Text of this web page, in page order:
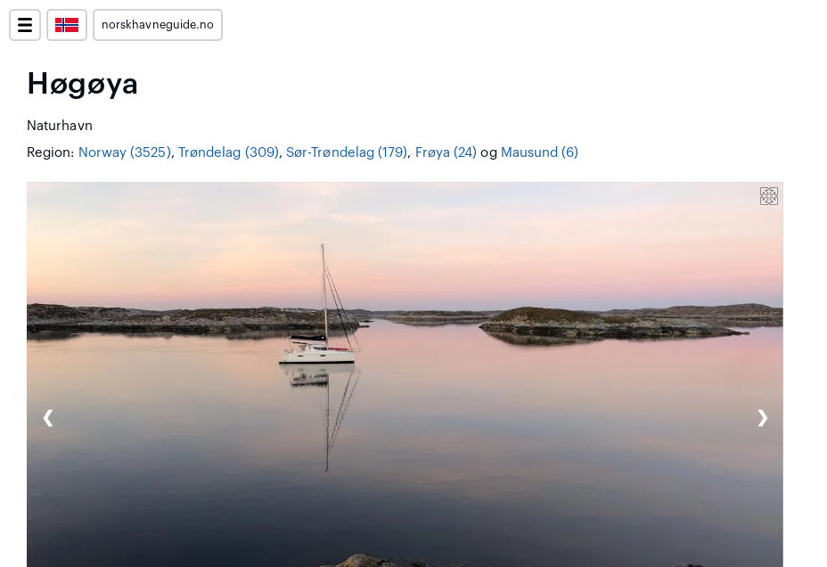
norskhavneguide.no
Høgøya
Naturhavn
Region: Norway (3525), Trøndelag (309), Sør-Trøndelag (179), Frøya (24) og Mausund (6)
❮ ❯